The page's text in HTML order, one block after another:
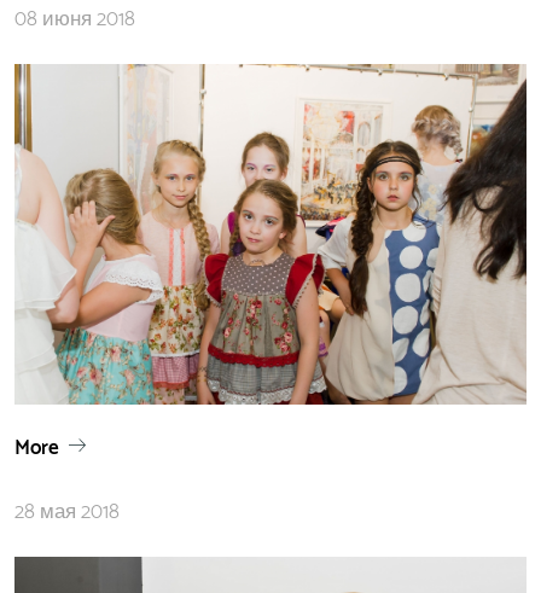
08 июня 2018
More
28 мая 2018